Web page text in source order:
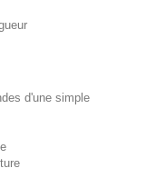
d'une simple